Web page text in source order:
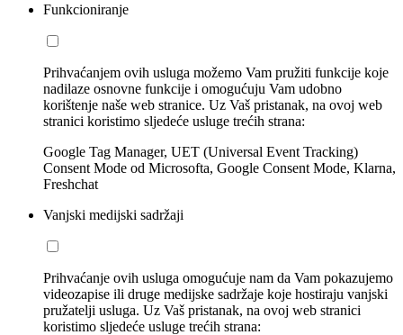
Funkcioniranje
Prihvaćanjem ovih usluga možemo Vam pružiti funkcije koje
nadilaze osnovne funkcije i omogućuju Vam udobno
korištenje naše web stranice. Uz Vaš pristanak, na ovoj web
stranici koristimo sljedeće usluge trećih strana:
Google Tag Manager, UET (Universal Event Tracking)
Consent Mode od Microsofta, Google Consent Mode, Klarna,
Freshchat
Vanjski medijski sadržaji
Prihvaćanje ovih usluga omogućuje nam da Vam pokazujemo
videozapise ili druge medijske sadržaje koje hostiraju vanjski
pružatelji usluga. Uz Vaš pristanak, na ovoj web stranici
koristimo sljedeće usluge trećih strana: